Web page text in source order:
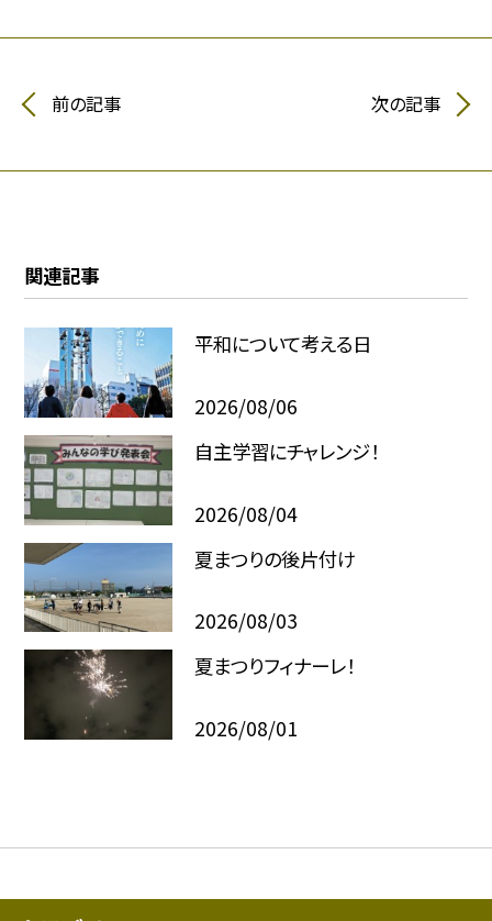
前の記事 次の記事
関連記事
平和について考える日
2026/08/06
自主学習にチャレンジ！
2026/08/04
夏まつりの後片付け
2026/08/03
夏まつりフィナーレ！
2026/08/01